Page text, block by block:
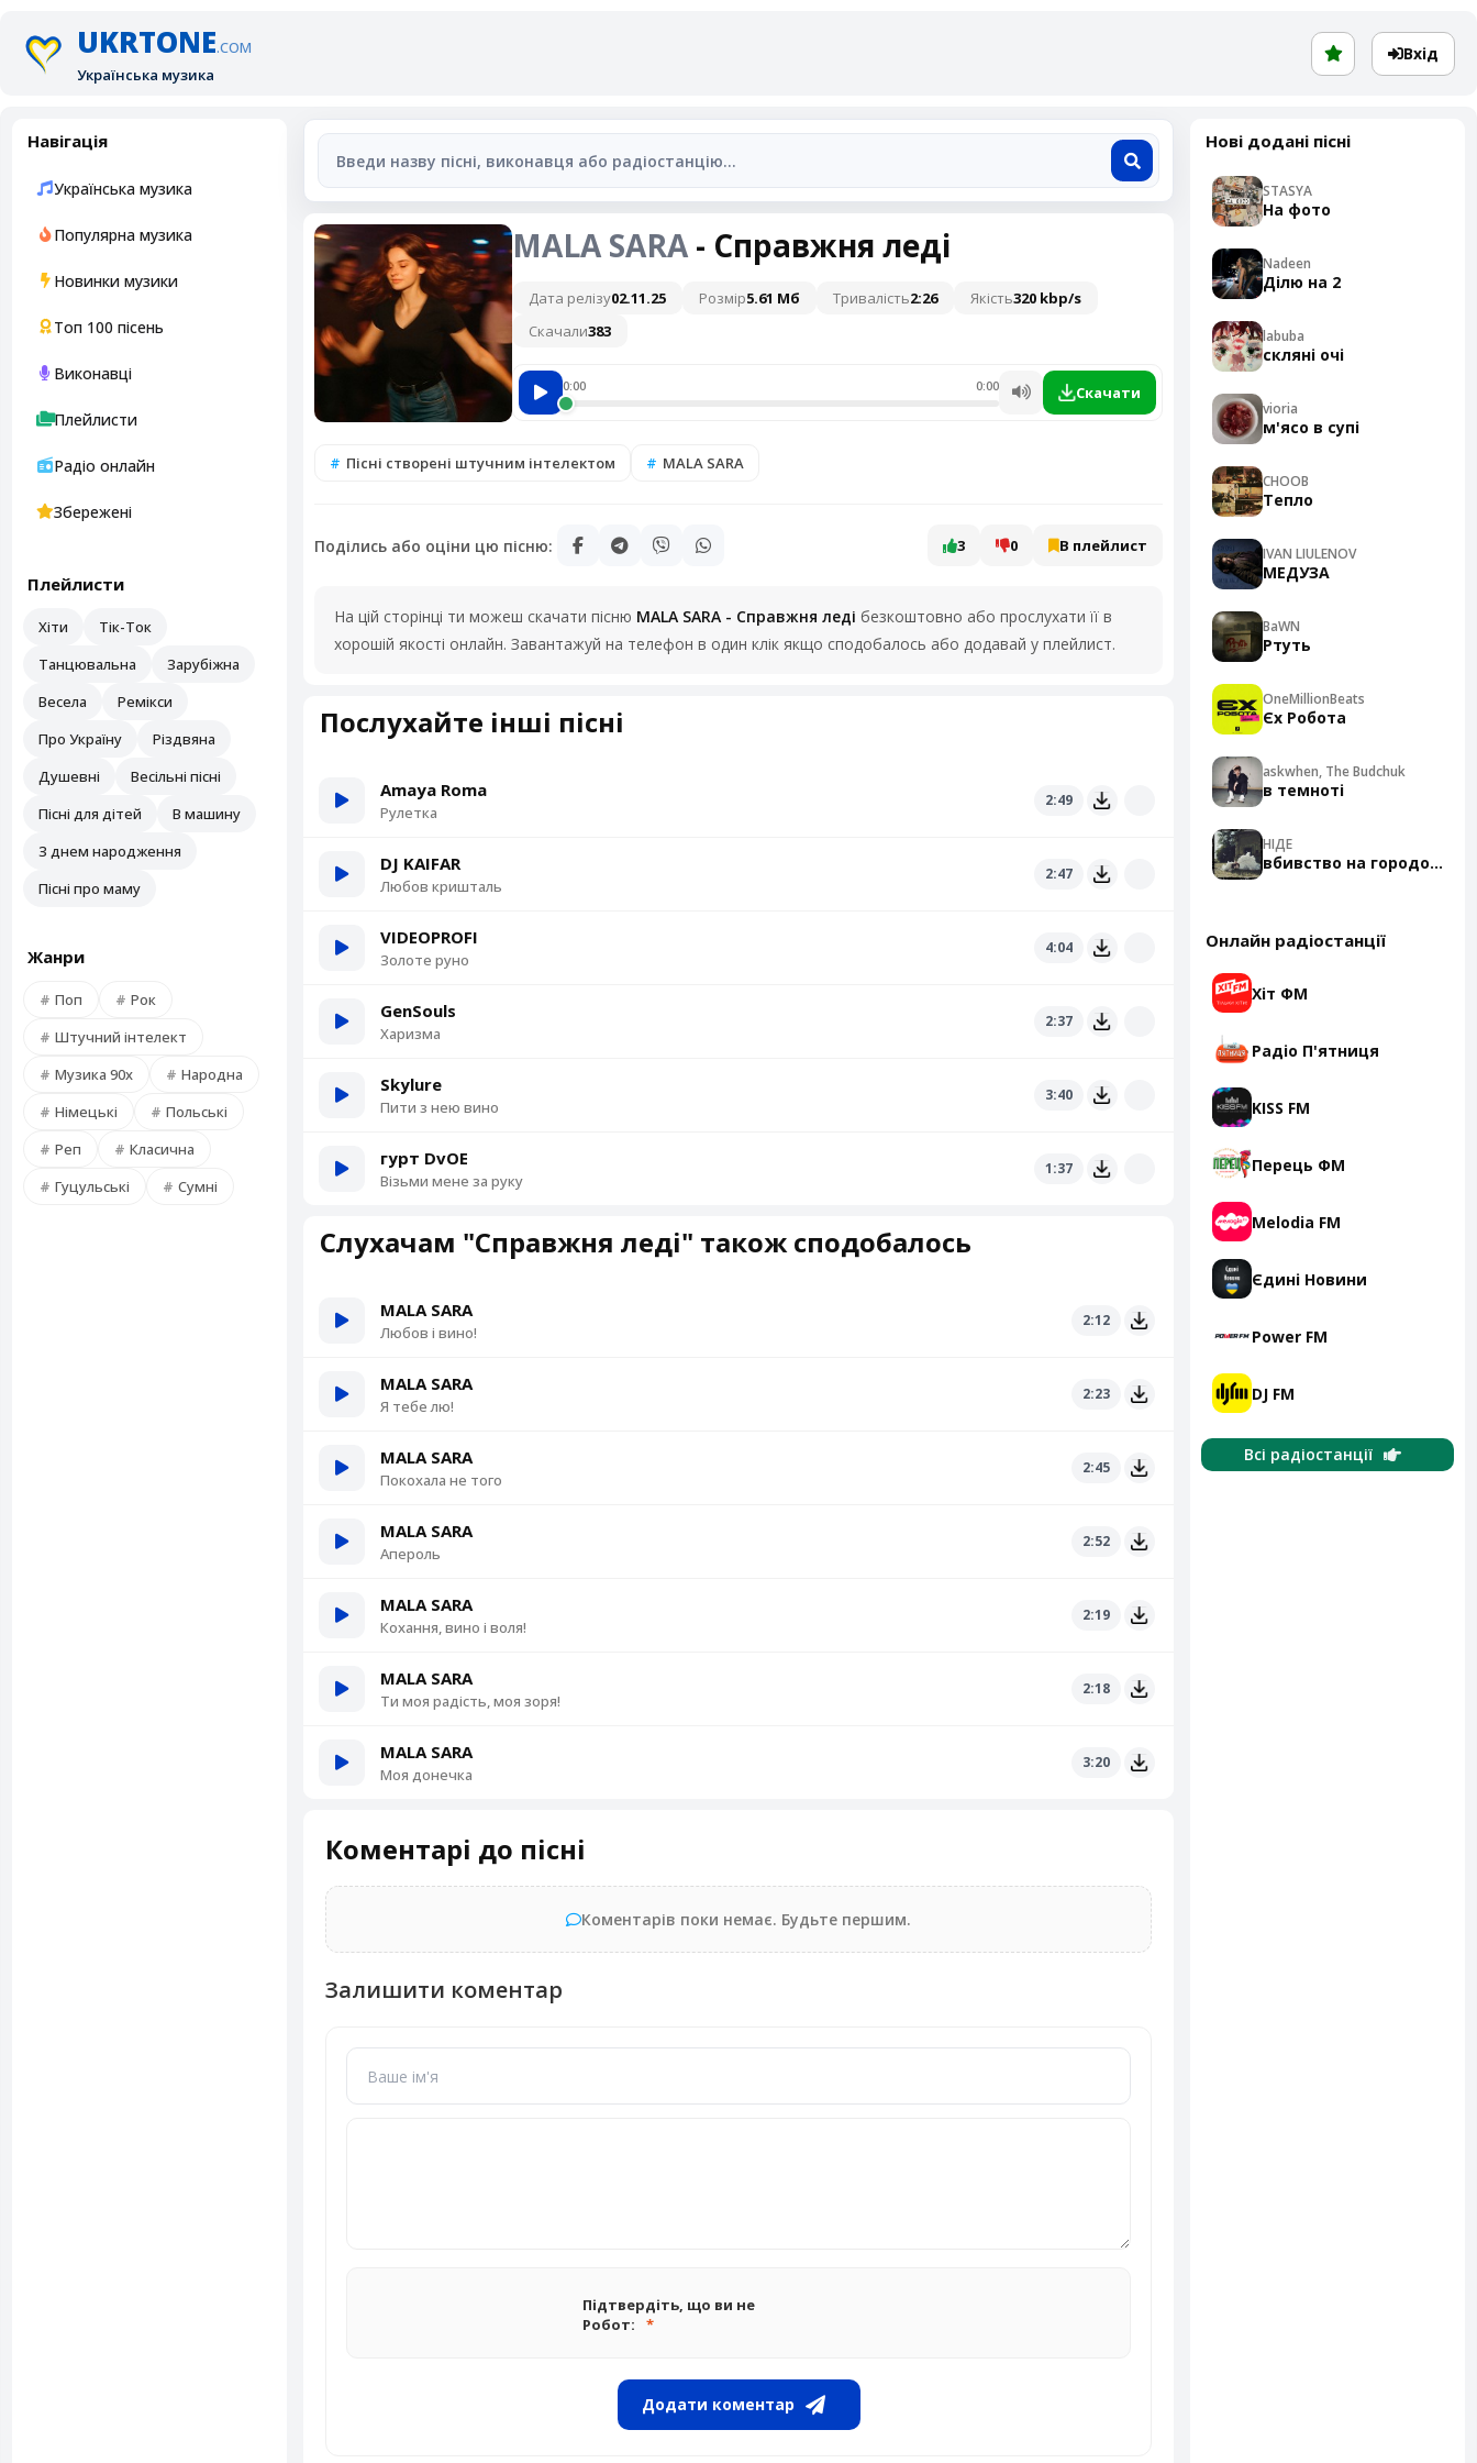
UKRTONE.COM
Українська музика
Вхід
Навігація
Українська музика
Популярна музика
Новинки музики
Топ 100 пісень
Виконавці
Плейлисти
Радіо онлайн
Збережені
Плейлисти
Хіти
Тік-Ток
Танцювальна
Зарубіжна
Весела
Ремікси
Про Україну
Різдвяна
Душевні
Весільні пісні
Пісні для дітей
В машину
З днем народження
Пісні про маму
Жанри
Поп
Рок
Штучний інтелект
Музика 90х
Народна
Німецькі
Польські
Реп
Класична
Гуцульські
Сумні
MALA SARA - Справжня леді
Дата релізу02.11.25 Розмір5.61 Мб Тривалість2:26 Якість320 kbp/s
Скачали383
0:00 0:00 Скачати
Пісні створені штучним інтелектом MALA SARA
Поділись або оціни цю пісню: 3 0 В плейлист
На цій сторінці ти можеш скачати пісню MALA SARA - Справжня леді безкоштовно або прослухати її в
хорошій якості онлайн. Завантажуй на телефон в один клік якщо сподобалось або додавай у плейлист.
Послухайте інші пісні
Amaya Roma
Рулетка
2:49
DJ KAIFAR
Любов кришталь
2:47
VIDEOPROFI
Золоте руно
4:04
GenSouls
Харизма
2:37
Skylure
Пити з нею вино
3:40
гурт DvOE
Візьми мене за руку
1:37
Слухачам "Справжня леді" також сподобалось
MALA SARA
Любов і вино!
2:12
MALA SARA
Я тебе лю!
2:23
MALA SARA
Покохала не того
2:45
MALA SARA
Апероль
2:52
MALA SARA
Кохання, вино і воля!
2:19
MALA SARA
Ти моя радість, моя зоря!
2:18
MALA SARA
Моя донечка
3:20
Коментарі до пісні
Коментарів поки немає. Будьте першим.
Залишити коментар
Підтвердіть, що ви не
Робот:
Додати коментар
Нові додані пісні
STASYA
На фото
Nadeen
Ділю на 2
labuba
скляні очі
vioria
м'ясо в супі
CHOOB
Тепло
IVAN LIULENOV
МЕДУЗА
BaWN
Ртуть
OneMillionBeats
Єх Робота
askwhen, The Budchuk
в темноті
НІДЕ
вбивство на городоцькій
Онлайн радіостанції
Хіт ФМ
Радіо П'ятниця
KISS FM
Перець ФМ
Melodia FM
Єдині Новини
Power FM
DJ FM
Всі радіостанції